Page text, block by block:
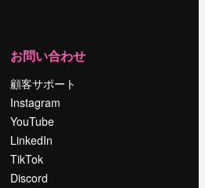
お問い合わせ
顧客サポート
Instagram
YouTube
LinkedIn
TikTok
Discord